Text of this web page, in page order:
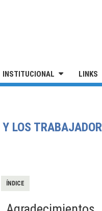
INSTITUCIONAL LINKS
Y LOS
ÍNDICE